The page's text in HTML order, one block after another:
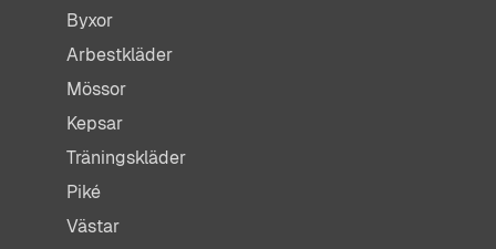
Byxor
Arbestkläder
Mössor
Kepsar
Träningskläder
Piké
Västar